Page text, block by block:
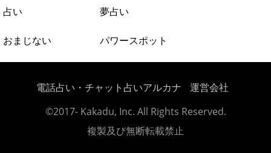
占い 夢占い
おまじない パワースポット
電話占い・チャット占いアルカナ
運営会社
©2017- Kakadu, Inc. All Rights Reserved.
複製及び無断転載禁止